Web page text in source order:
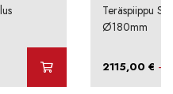
Teräspiippu
Ø180mm
2115,00 € –